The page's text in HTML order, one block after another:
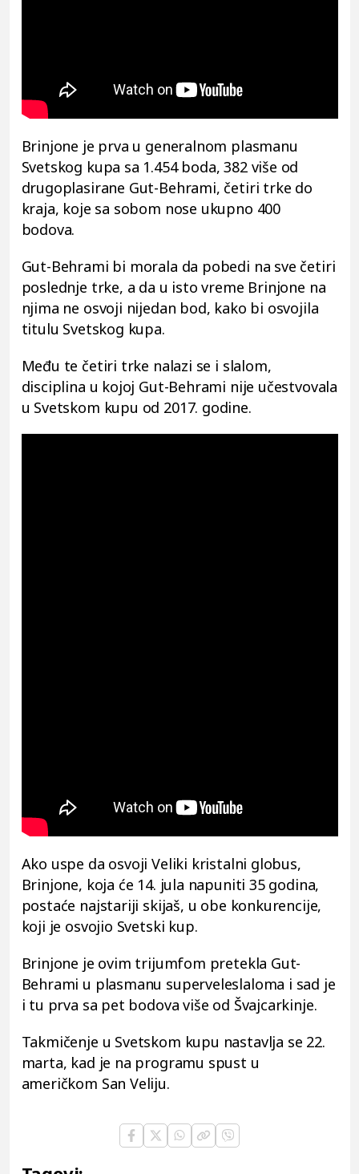
Brinjone je prva u generalnom plasmanu
Svetskog kupa sa 1.454 boda, 382 više od
drugoplasirane Gut-Behrami, četiri trke do
kraja, koje sa sobom nose ukupno 400
bodova.
Gut-Behrami bi morala da pobedi na sve četiri
poslednje trke, a da u isto vreme Brinjone na
njima ne osvoji nijedan bod, kako bi osvojila
titulu Svetskog kupa.
Među te četiri trke nalazi se i slalom,
disciplina u kojoj Gut-Behrami nije učestvovala
u Svetskom kupu od 2017. godine.
Ako uspe da osvoji Veliki kristalni globus,
Brinjone, koja će 14. jula napuniti 35 godina,
postaće najstariji skijaš, u obe konkurencije,
koji je osvojio Svetski kup.
Brinjone je ovim trijumfom pretekla Gut-
Behrami u plasmanu superveleslaloma i sad je
i tu prva sa pet bodova više od Švajcarkinje.
Takmičenje u Svetskom kupu nastavlja se 22.
marta, kad je na programu spust u
američkom San Veliju.